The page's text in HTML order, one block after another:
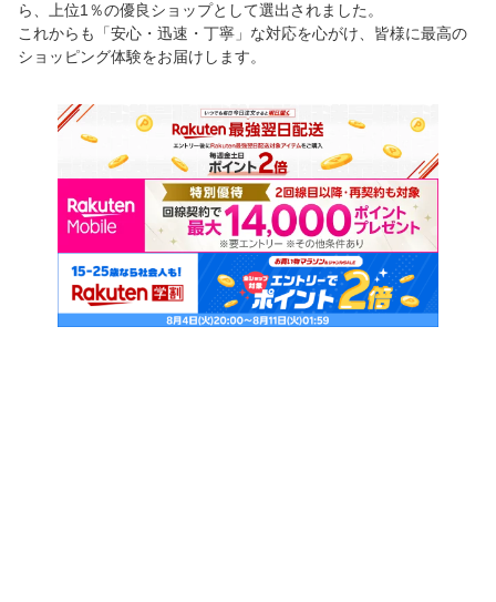
ら、上位1％の優良ショップとして選出されました。
これからも「安心・迅速・丁寧」な対応を心がけ、皆様に最高の
ショッピング体験をお届けします。